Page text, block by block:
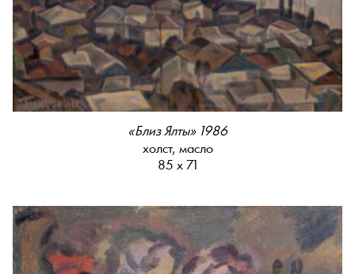
«Близ Ялты» 1986
холст, масло
85 х 71